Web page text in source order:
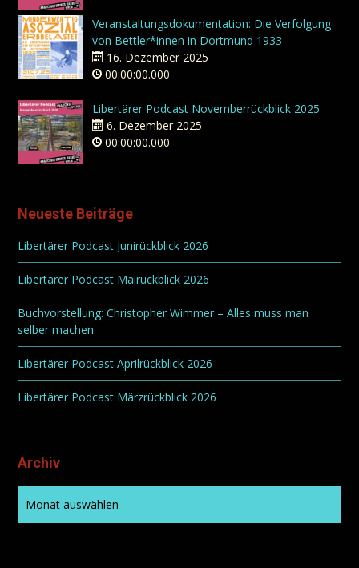
Veranstaltungsdokumentation: Die Verfolgung
von Bettler*innen in Dortmund 1933
16. Dezember 2025
00:00:00.000
Libertärer Podcast Novemberrückblick 2025
6. Dezember 2025
00:00:00.000
Neueste Beiträge
Libertärer Podcast Junirückblick 2026
Libertärer Podcast Mairückblick 2026
Buchvorstellung: Christopher Wimmer – Alles muss man
selber machen
Libertärer Podcast Aprilrückblick 2026
Libertärer Podcast Märzrückblick 2026
Archiv